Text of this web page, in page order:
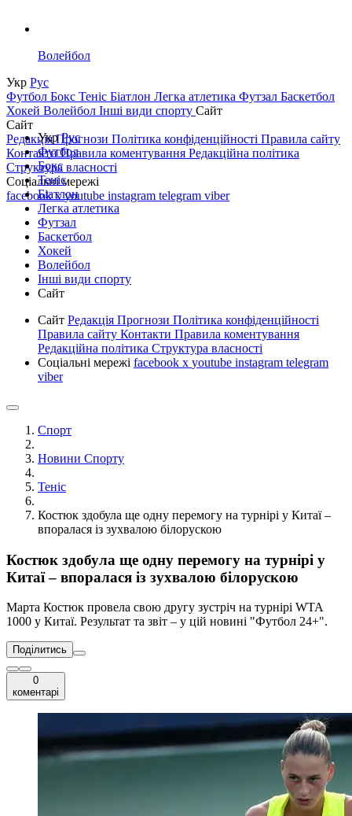
Волейбол
Укр Рус
Футбол Бокс Теніс Біатлон Легка атлетика Футзал Баскетбол
Хокей Волейбол Інші види спорту Сайт
Сайт
РедакціяПрогнози Політика конфіденційності Правила сайту
КонтактиПравила коментування Редакційна політика
Структура власності
Соціальні мережі
facebookxyoutube instagram telegram viber
УкрРус
Футбол
Бокс
Теніс
Біатлон
Легка атлетика
Футзал
Баскетбол
Хокей
Волейбол
Інші види спорту
Сайт
Сайт Редакція Прогнози Політика конфіденційності
Правила сайту Контакти Правила коментування
Редакційна політика Структура власності
Соціальні мережі facebook x youtube instagram telegram
viber
Спорт
Новини Спорту
Теніс
Костюк здобула ще одну перемогу на турнірі у Китаї –
впоралася із зухвалою білорускою
Костюк здобула ще одну перемогу на турнірі у
Китаї – впоралася із зухвалою білорускою
Марта Костюк провела свою другу зустріч на турнірі WTA
1000 у Китаї. Результат та звіт – у цій новині "Футбол 24+".
Поділитись
0
коментарі